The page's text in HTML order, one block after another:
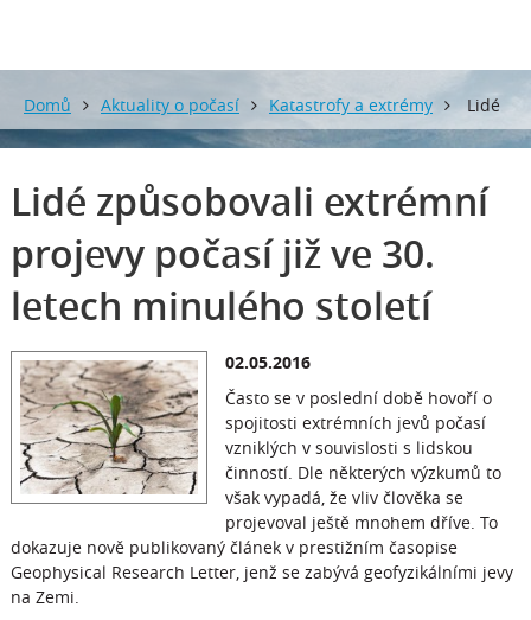
Domů Aktuality o počasí Katastrofy a extrémy Lidé
způsobovali extrémní projevy počasí již ve 30. letech
minulého století
Lidé způsobovali extrémní
projevy počasí již ve 30.
letech minulého století
02.05.2016
Často se v poslední době hovoří o
spojitosti extrémních jevů počasí
vzniklých v souvislosti s lidskou
činností. Dle některých výzkumů to
však vypadá, že vliv člověka se
projevoval ještě mnohem dříve. To
dokazuje nově publikovaný článek v prestižním časopise
Geophysical Research Letter, jenž se zabývá geofyzikálními jevy
na Zemi.